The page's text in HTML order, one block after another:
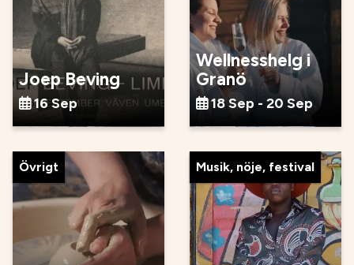
Joep Beving
16 Sep
Wellnesshelg i
Granö
18 Sep - 20 Sep
Övrigt Musik, nöje, festival